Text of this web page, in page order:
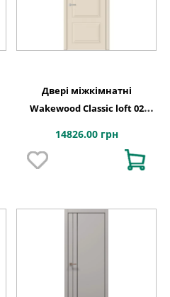
Двері міжкімнатні
Wakewood Classic loft 02
14826.00 грн